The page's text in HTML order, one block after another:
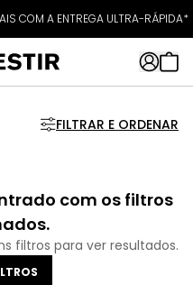
ATÉ 80% OFF + 10% OFF EXTRA!
COM A ENTREGA ULTRA-RÁPIDA*
FILTRAR E ORDENAR
com os filtros
filtros para ver resultados.